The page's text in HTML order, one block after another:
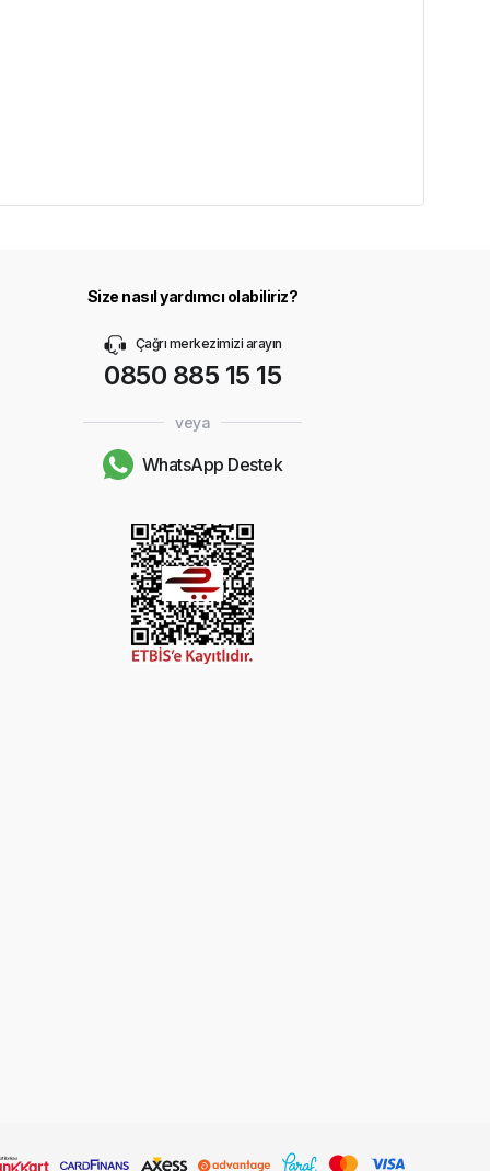
Size nasıl yardımcı olabiliriz?
Çağrı merkezimizi arayın
0850 885 15 15
veya
WhatsApp Destek